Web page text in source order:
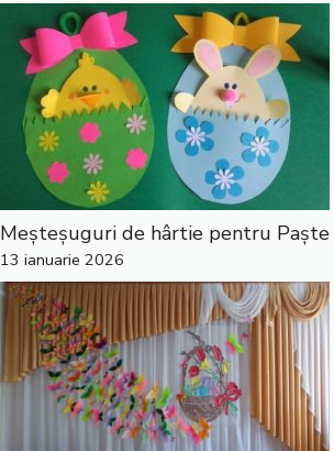
Meșteșuguri de hârtie pentru Paște
13 ianuarie 2026